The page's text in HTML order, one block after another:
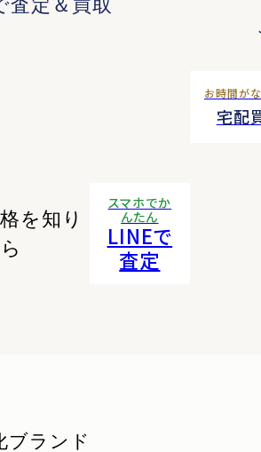
査定＆買取
お時間が
宅配
を知り
スマホでか
んたん
LINEで
査定
ブランド